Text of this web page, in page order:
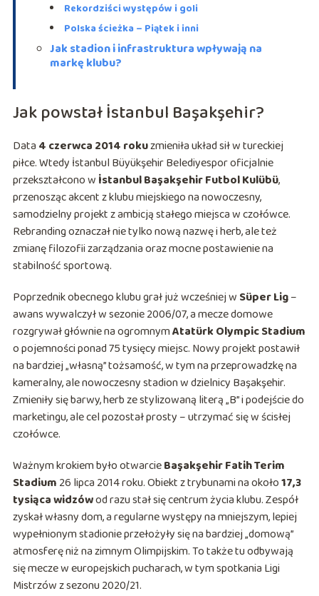
Rekordziści występów i goli
Polska ścieżka – Piątek i inni
Jak stadion i infrastruktura wpływają na
markę klubu?
Jak powstał İstanbul Başakşehir?
Data 4 czerwca 2014 rokuzmieniła układ sił w tureckiej
piłce. Wtedy İstanbul Büyükşehir Belediyespor oficjalnie
przekształcono w İstanbul Başakşehir Futbol Kulübü,
przenosząc akcent z klubu miejskiego na nowoczesny,
samodzielny projekt z ambicją stałego miejsca w czołówce.
Rebranding oznaczał nie tylko nową nazwę i herb, ale też
zmianę filozofii zarządzania oraz mocne postawienie na
stabilność sportową.
Poprzednik obecnego klubu grał już wcześniej w Süper Lig–
awans wywalczył w sezonie 2006/07, a mecze domowe
rozgrywał głównie na ogromnymAtatürk Olympic Stadium
o pojemności ponad 75 tysięcy miejsc. Nowy projekt postawił
na bardziej „własną” tożsamość, w tym na przeprowadzkę na
kameralny, ale nowoczesny stadion w dzielnicy Başakşehir.
Zmieniły się barwy, herb ze stylizowaną literą „B” i podejście do
marketingu, ale cel pozostał prosty – utrzymać się w ścisłej
czołówce.
Ważnym krokiem było otwarcieBaşakşehir Fatih Terim
Stadium 26 lipca 2014 roku. Obiekt z trybunami na około17,3
tysiąca widzówod razu stał się centrum życia klubu. Zespół
zyskał własny dom, a regularne występy na mniejszym, lepiej
wypełnionym stadionie przełożyły się na bardziej „domową”
atmosferę niż na zimnym Olimpijskim. To także tu odbywają
się mecze w europejskich pucharach, w tym spotkania Ligi
Mistrzów z sezonu 2020/21.